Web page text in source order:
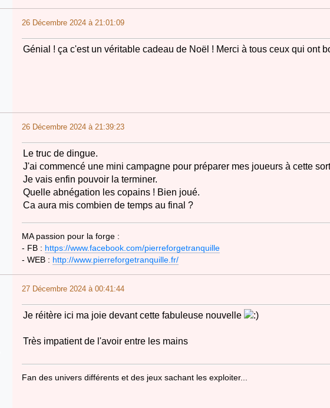
26 Décembre 2024 à 21:01:09
Génial ! ça c'est un véritable cadeau de Noël ! Merci à tous ceux qui ont
26 Décembre 2024 à 21:39:23
Le truc de dingue.
J'ai commencé une mini campagne pour préparer mes joueurs à cette
Je vais enfin pouvoir la terminer.
Quelle abnégation les copains ! Bien joué.
Ca aura mis combien de temps au final ?
MA passion pour la forge :
- FB : https://www.facebook.com/pierreforgetranquille
- WEB : http://www.pierreforgetranquille.fr/
27 Décembre 2024 à 00:41:44
Je réitère ici ma joie devant cette fabuleuse nouvelle
Très impatient de l'avoir entre les mains
Fan des univers différents et des jeux sachant les exploiter...